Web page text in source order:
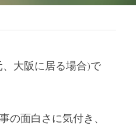
店
大阪に居る場合)で
の面白さに気付き、